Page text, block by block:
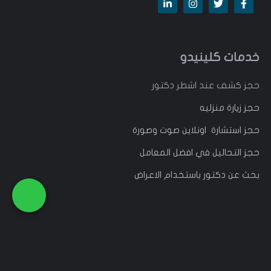
خدمات كلينيدو
حجز كشف عند اشطر دكتور
حجز زيارة منزليه
حجز استشارة اونلاين صوت وصورة
حجز التحاليل في افضل المعامل
بحث عن دكتور باستخدام الاعراض